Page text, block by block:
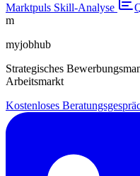
Marktpuls Skill-Analyse
m
myjobhub
Strategisches
Arbeitsmarkt
Kostenloses